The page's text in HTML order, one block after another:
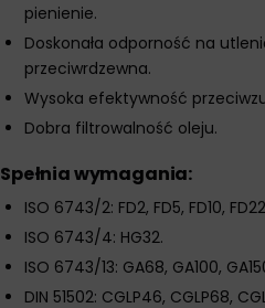
pienienie.
Doskonała odporność na
przeciwrdzewna.
Wysoka efektywność
Dobra filtrowalność oleju.
Spełnia wymagania:
ISO 6743/2: FD2, FD5, FD10,
ISO 6743/4: HG32.
ISO 6743/13: GA68, GA100,
DIN 51502: CGLP46, CGLP68,